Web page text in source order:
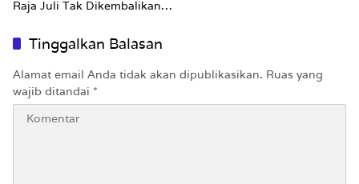
Raja Juli Tak Dikembalikan
Tinggalkan Balasan
Alamat email Anda tidak akan dipublikasikan. Ruas yang
wajib ditandai *